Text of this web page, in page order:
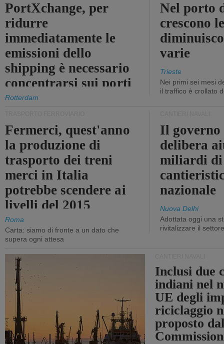
PortXchange, per
ridurre
immediatamente le
emissioni dello
shipping è necessario
concentrarsi sui porti
Rotterdam
Nel porto
crescono
varie
Trieste
Nei primi sei mesi
il traffico è crollato
Fermerci, quest'anno
la produzione di
trasporto dei treni
merci in Italia
potrebbe scendere ai
livelli del 2015
Roma
Carta: siamo di fronte a un dato che
supera ogni attesa
Il
delibera
miliardi
nazionale
Nuova Delhi
Adottata oggi una
rivitalizzare il settore
Inclusi due
indiani nel
UE degli
riciclaggio
proposto